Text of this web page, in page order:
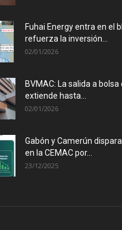
Fuhai Energy entra en el
refuerza la inversión...
02/01/2026
BVMAC: La salida a bolsa
extiende hasta...
02/01/2026
Gabón y Camerún
en la CEMAC por...
23/12/2025